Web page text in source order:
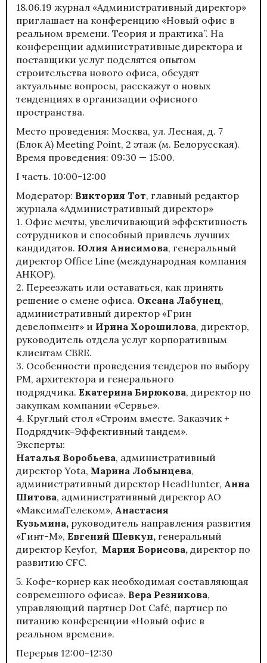
18.06.19 журнал «Административный директор»
приглашает на конференцию «Новый офис в
реальном времени. Теория и практика”. На
конференции административные директора и
поставщики услуг поделятся опытом
строительства нового офиса, обсудят
актуальные вопросы, расскажут о новых
тенденциях в организации офисного
пространства.
Место проведения: Москва, ул. Лесная, д. 7
(Блок А) Meeting Point, 2 этаж (м. Белорусская).
Время проведения: 09:30 — 15:00.
I часть. 10:00-12:00
Модератор: Виктория Тот, главный редактор
журнала «Административный директор»
1. Офис мечты, увеличивающий эффективность
сотрудников и способный привлечь лучших
кандидатов. Юлия Анисимова, генеральный
директор Office Line (международная компания
АНКОР).
2. Переезжать или оставаться, как принять
решение о смене офиса. Оксана Лабунец,
административный директор «Грин
девелопмент» и Ирина Хорошилова, директор,
руководитель отдела услуг корпоративным
клиентам CBRE.
3. Особенности проведения тендеров по выбору
PM, архитектора и генерального
подрядчика. Екатерина Бирюкова, директор по
закупкам компании «Сервье».
4. Круглый стол «Строим вместе. Заказчик +
Подрядчик=Эффективный тандем».
Эксперты:
Наталья Воробьева, административный
директор Yota, Марина Лобынцева,
административный директор HeadHunter, Анна
Шитова, административный директор АО
«МаксимаТелеком», Анастасия
Кузьмина, руководитель направления развития
«Гинт-М», Евгений Шевкун, генеральный
директор Keyfor, Мария Борисова, директор по
развитию СFC.
5. Кофе-корнер как необходимая составляющая
современного офиса». Вера Резникова,
управляющий партнер Dot Café, партнер по
питанию конференции «Новый офис в
реальном времени».
Перерыв 12:00-12:30